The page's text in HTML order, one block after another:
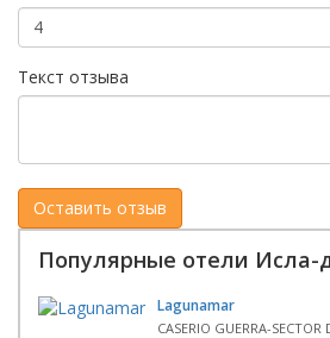
Текст отзыва
Популярные отели Исла-
Lagunamar
CASERIO GUERRA-SECTOR